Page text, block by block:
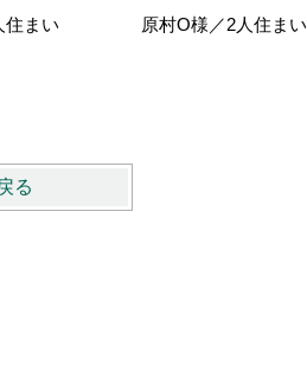
住まい
原村O様／2人住まい
る